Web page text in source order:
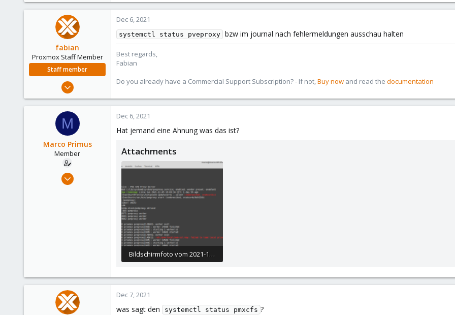
0
fabian
Proxmox Staff Member
Staff member
3,983
Dec 6, 2021
systemctl status pveproxy bzw im journal nach fehlermeldungen ausschau halten
Best regards,
Fabian
Do you already have a Commercial Support Subscription? - If not,Buy now and read the documentation
M
Marco Primus
Member
Dec 17, 2018
Dec 6, 2021
Hat jemand eine Ahnung was das ist?
Attachments
Bildschirmfoto vom 2021-12-06 21-33-34.png
Dec 7, 2021
was sagt den systemctl status pmxcfs ?